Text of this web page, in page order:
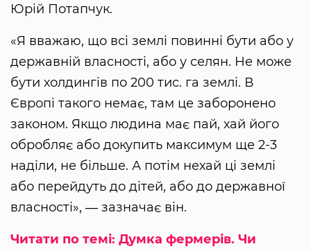
Юрій Потапчук.
«Я вважаю, що всі землі повинні бути або у
державній власності, або у селян. Не може
бути холдингів по 200 тис. га землі. В
Європі такого немає, там це заборонено
законом. Якщо людина має пай, хай його
обробляє або докупить максимум ще 2-3
наділи, не більше. А потім нехай ці землі
або перейдуть до дітей, або до державної
власності», ― зазначає він.
Читати по темі: Думка фермерів. Чи